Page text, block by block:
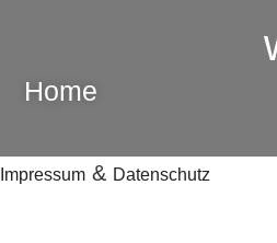
Home
Impressum & Datenschutz